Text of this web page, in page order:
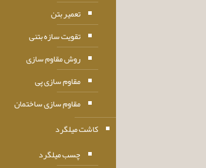
تعمیر بتن
تقویت سازه بتنی
روش مقاوم سازی
مقاوم سازی پی
مقاوم سازی ساختمان
کاشت میلگرد
چسب میلگرد